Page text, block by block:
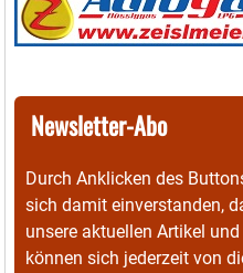
Newsletter-Abo
Durch Anklicken des
sich damit einverstanden,
unsere aktuellen Artikel
können sich jederzeit von